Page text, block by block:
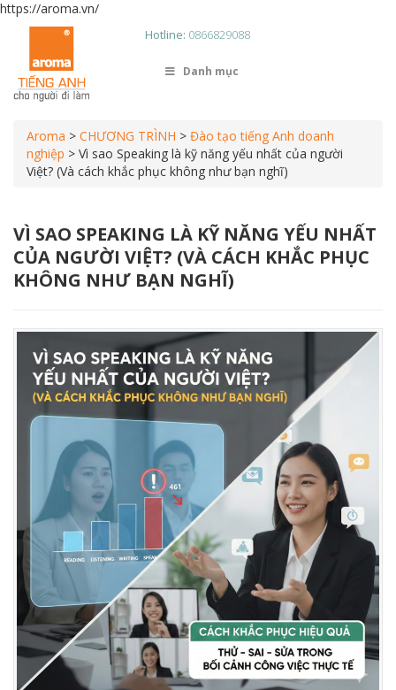
https://aroma.vn/
Hotline: 0866829088
Danh mục
Aroma > CHƯƠNG TRÌNH > Đào tạo tiếng Anh doanh
nghiệp > Vì sao Speaking là kỹ năng yếu nhất của người
Việt? (Và cách khắc phục không như bạn nghĩ)
VÌ SAO SPEAKING LÀ KỸ NĂNG YẾU NHẤT
CỦA NGƯỜI VIỆT? (VÀ CÁCH KHẮC PHỤC
KHÔNG NHƯ BẠN NGHĨ)